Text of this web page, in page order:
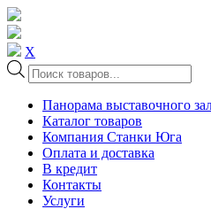
X
Поиск
товаров
Панорама выставочного
Каталог товаров
Компания Станки Юга
Оплата и доставка
В кредит
Контакты
Услуги